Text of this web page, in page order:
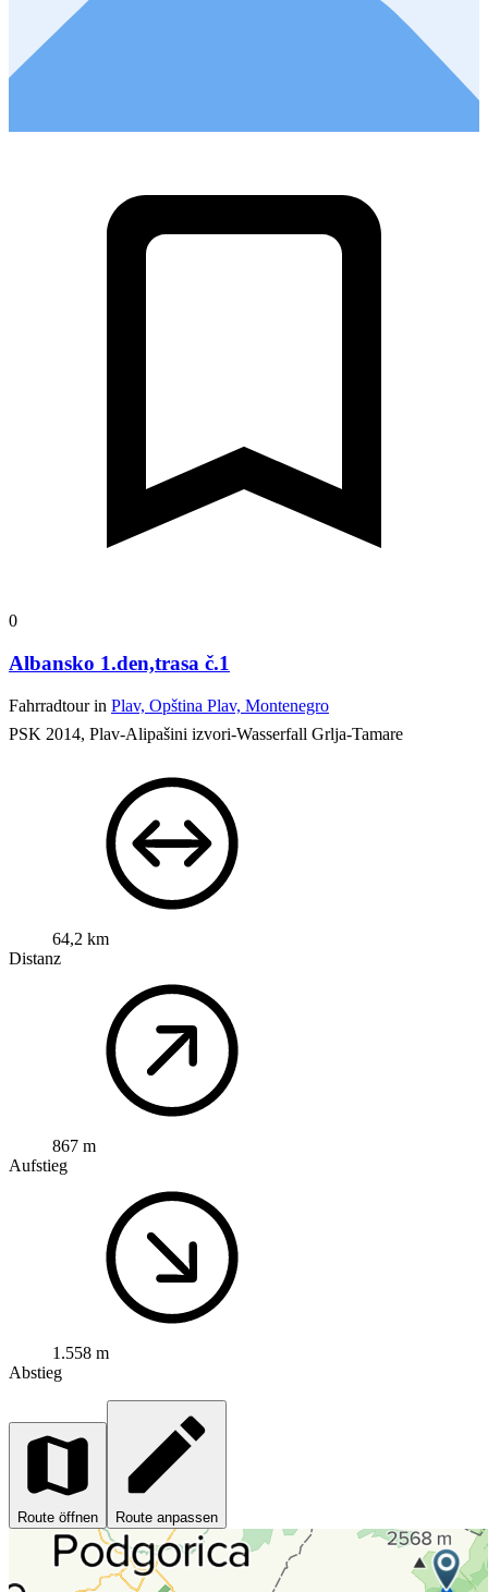
0
Albansko 1.den,trasa č.1
Fahrradtour in Plav, Opština Plav, Montenegro
PSK 2014, Plav-Alipašini izvori-Wasserfall Grlja-Tamare
64,2 km
Distanz
867 m
Aufstieg
1.558 m
Abstieg
Route öffnen Route anpassen